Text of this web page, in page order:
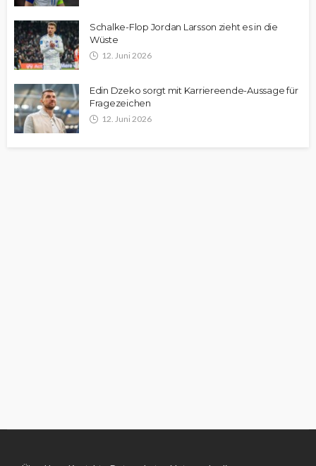
Schalke-Flop Jordan Larsson zieht es in die
Wüste
12. Juni 2026
Edin Dzeko sorgt mit Karriereende-Aussage für
Fragezeichen
12. Juni 2026